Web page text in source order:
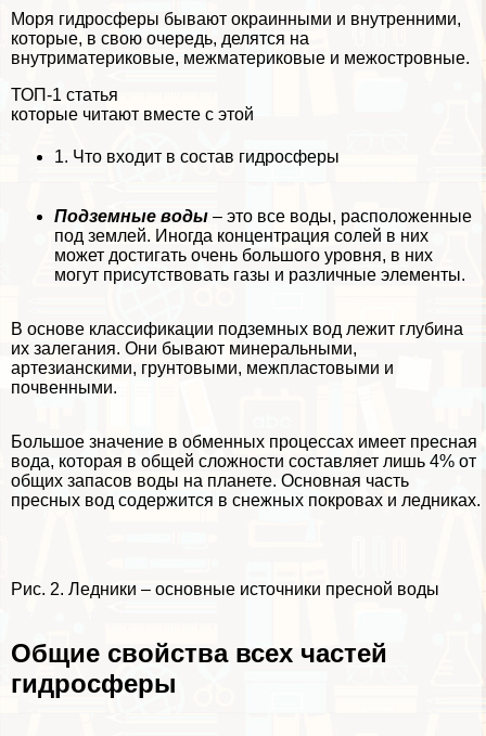
Моря гидросферы бывают окраинными и внутренними,
которые, в свою очередь, делятся на
внутриматериковые, межматериковые и межостровные.
ТОП-1 статья
которые читают вместе с этой
1. Что входит в состав гидросферы
Подземные воды – это все воды, расположенные
под землей. Иногда концентрация солей в них
может достигать очень большого уровня, в них
могут присутствовать газы и различные элементы.
В основе классификации подземных вод лежит глубина
их залегания. Они бывают минеральными,
артезианскими, грунтовыми, межпластовыми и
почвенными.
Большое значение в обменных процессах имеет пресная
вода, которая в общей сложности составляет лишь 4% от
общих запасов воды на планете. Основная часть
пресных вод содержится в снежных покровах и ледниках.
Рис. 2. Ледники – основные источники пресной воды
Общие свойства всех частей
гидросферы